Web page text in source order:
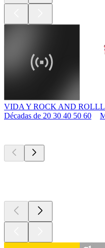
VIDA Y ROCK AND ROLL
Décadas de 20 30 40 50 60